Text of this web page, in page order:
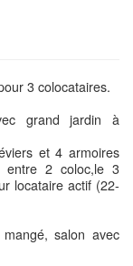
3 colocataires.
grand jardin à
et 4 armoires
entre 2 coloc,le 3
locataire actif (22-
salon avec